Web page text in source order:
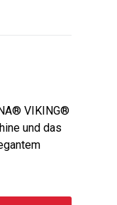
VIKING®
und das